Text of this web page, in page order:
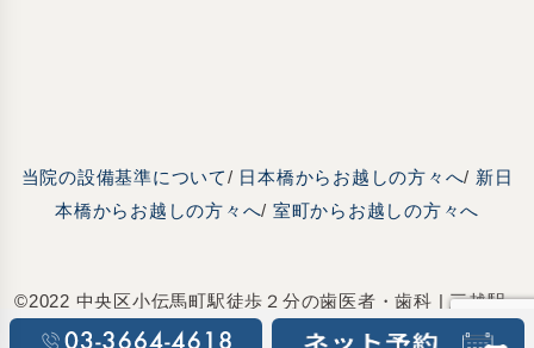
当院の設備基準について/ 日本橋からお越しの方々へ/ 新日
本橋からお越しの方々へ/ 室町からお越しの方々へ
©2022 中央区小伝馬町駅徒歩２分の歯医者・歯科 | 三越駅
前駅小伝馬町歯科デンタルオフィス